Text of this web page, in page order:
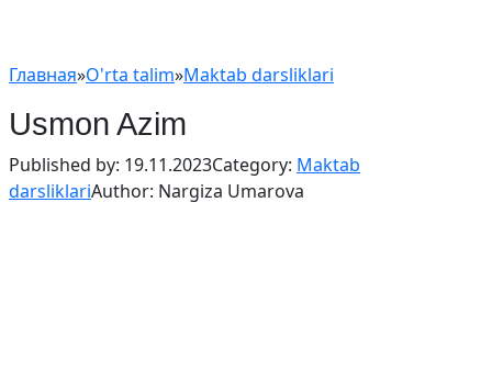
Главная»O'rta talim»Maktab darsliklari
Usmon Azim
Published by: 19.11.2023Category: Maktab
darsliklariAuthor: Nargiza Umarova